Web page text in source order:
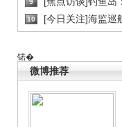
9
10 [今日关注]海监巡
锘�
微博推荐